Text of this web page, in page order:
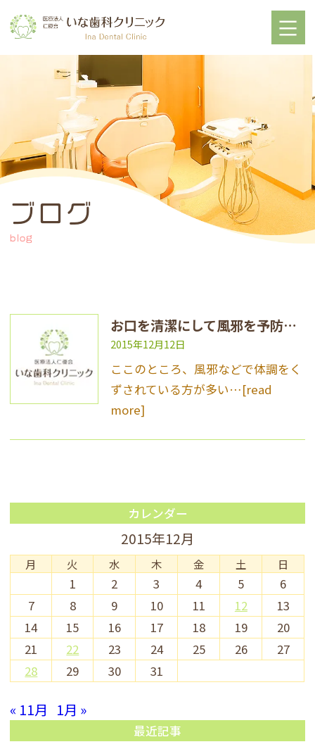
ブログ
blog
お口を清潔にして風邪を予防しよう！
2015年12月12日
ここのところ、風邪などで体調をく
ずされている方が多い…[read
more]
カレンダー
2015年12月
月 火 水 木 金 土 日
1 2 3 4 5
6
7
8 9 10 11 12
13
14
15 16 17 18 19
20
21
22 23 24 25 26
27
28
29 30 31
« 11月 1月 »
最近記事